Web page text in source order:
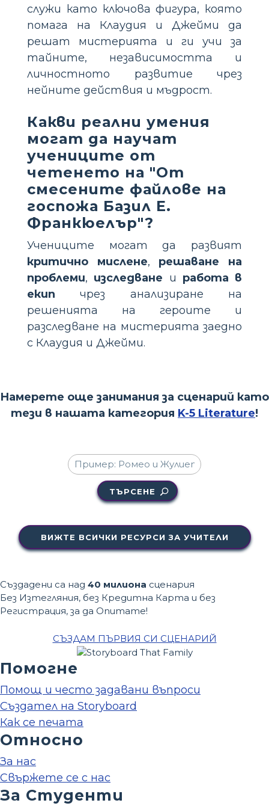
служи като ключова фигура, която
помага на Клаудия и Джейми да
решат мистерията и ги учи за
тайните, независимостта и
личностното развитие чрез
нейните действия и мъдрост.
Какви реални умения
могат да научат
учениците от
четенето на "От
смесените файлове на
госпожа Базил Е.
Франкюелър"?
Учениците могат да развият
критично мислене, решаване на
проблеми, изследване и работа в
екип чрез анализиране на
решенията на героите и
разследване на мистерията заедно
с Клаудия и Джейми.
Намерете още занимания за сценарий като
тези в нашата категория K-5 Literature!
ТЪРСЕНЕ
ВИЖТЕ ВСИЧКИ РЕСУРСИ ЗА УЧИТЕЛИ
Създадени са над 40 милиона сценария
Без Изтегляния, без Кредитна Карта и без
Регистрация, за да Опитате!
СЪЗДАМ ПЪРВИЯ СИ СЦЕНАРИЙ
Помогне
Помощ и често задавани въпроси
Създател на Storyboard
Как се печата
Относно
За нас
Свържете се с нас
За Студенти